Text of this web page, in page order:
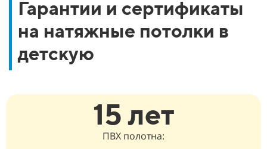
Гарантии и сертификаты
на натяжные потолки в
детскую
15 лет
ПВХ полотна: